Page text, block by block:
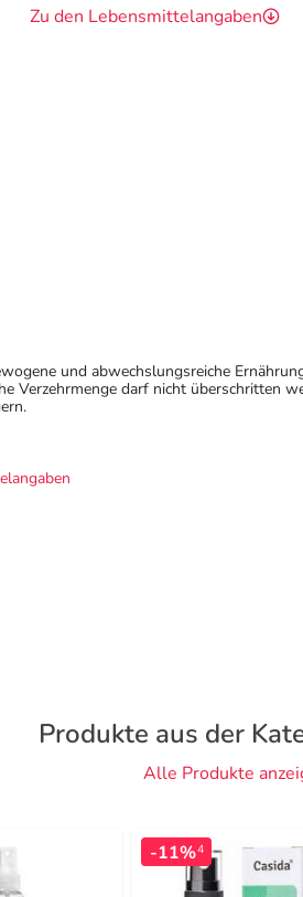
Zu den Lebensmittelangaben
und abwechslungsreiche
Verzehrmenge darf nicht überschritten
Produkte aus der
Alle Produkte
-11%4